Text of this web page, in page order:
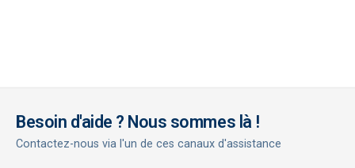
Besoin d'aide ? Nous sommes là !
Contactez-nous via l'un de ces canaux d'assistance